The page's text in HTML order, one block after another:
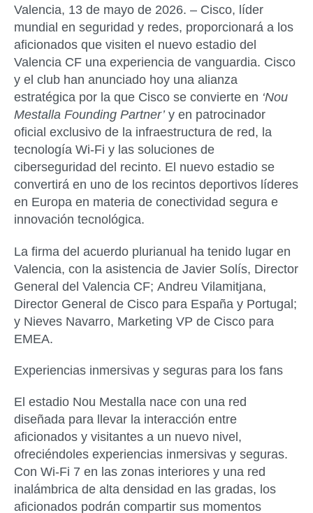
Valencia, 13 de mayo de 2026. – Cisco, líder
mundial en seguridad y redes, proporcionará a los
aficionados que visiten el nuevo estadio del
Valencia CF una experiencia de vanguardia. Cisco
y el club han anunciado hoy una alianza
estratégica por la que Cisco se convierte en ‘Nou
Mestalla Founding Partner’y en patrocinador
oficial exclusivo de la infraestructura de red, la
tecnología Wi-Fi y las soluciones de
ciberseguridad del recinto. El nuevo estadio se
convertirá en uno de los recintos deportivos líderes
en Europa en materia de conectividad segura e
innovación tecnológica.
La firma del acuerdo plurianual ha tenido lugar en
Valencia, con la asistencia de Javier Solís, Director
General del Valencia CF; Andreu Vilamitjana,
Director General de Cisco para España y Portugal;
y Nieves Navarro, Marketing VP de Cisco para
EMEA.
Experiencias inmersivas y seguras para los fans
El estadio Nou Mestalla nace con una red
diseñada para llevar la interacción entre
aficionados y visitantes a un nuevo nivel,
ofreciéndoles experiencias inmersivas y seguras.
Con Wi-Fi 7 en las zonas interiores y una red
inalámbrica de alta densidad en las gradas, los
aficionados podrán compartir sus momentos